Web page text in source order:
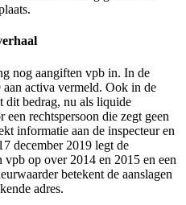
nog aangiften vpb in. In de
activa vermeld. Ook in de
dit bedrag, nu als liquide
rechtspersoon die zegt geen
informatie aan de inspecteur en
december 2019 legt de
vpb op over 2014 en 2015 en een
betekent de aanslagen
adres.